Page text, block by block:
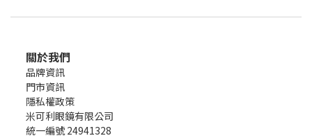
關於我們
品牌資訊
門市資訊
隱私權政策
米可利眼鏡有限公司
統一編號 24941328